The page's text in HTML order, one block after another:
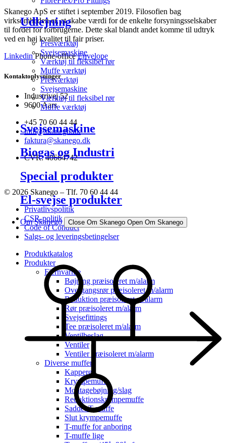
Udlejning
Presværktøj
Svejsemaskine
Værktøj til fleksibel rør
Muffe værktøj
Presværktøj
Svejsemaskine
Værktøj til fleksibel rør
Muffe værktøj
Svejsemaskine
Biogas og Industri
Special produkter
El-svejse produkter
Om Skanego Close Om Skanego Open Om Skanego
Skanego ApS er stiftet i september 2019. Filosofien bag
virksomheden er, at skabe værdi for de enkelte forsyningsselskaber
til fordel for forbrugerne. Dette skal blandt andet komme til udtryk
ved en høj kvalitet til fair priser.
Linkedin Phone-office Envelope
Kontaktoplysninger
Industrivej 52
9600 Aars
+45 70 60 44 44
info@skanego.dk
faktura@skanego.dk
CVR: 40664742
© 2026 Skanego – Tlf. 70 60 44 44
Privatlivspolitik
CSR-politik
Code of Conduct
Salgs- og leveringsbetingelser
Produktkatalog
Produkter
Fjernvarme
Bøjning præisoleret m/alarm
Overgangsrør præisoleret m/alarm
Reduktion præisoleret m/alarm
Rør præisoleret m/alarm
Svejsefittings
Tee præisoleret m/alarm
Ventilbeslag
Ventiler
Ventiler præisoleret m/alarm
Diverse muffer
Kapperør
Krympemuffe
Montagebøjning/slag
Reduktionskrympemuffe
Saddel T-muffe
Slut krympemuffe
T-muffe for anboring
T-muffe lige